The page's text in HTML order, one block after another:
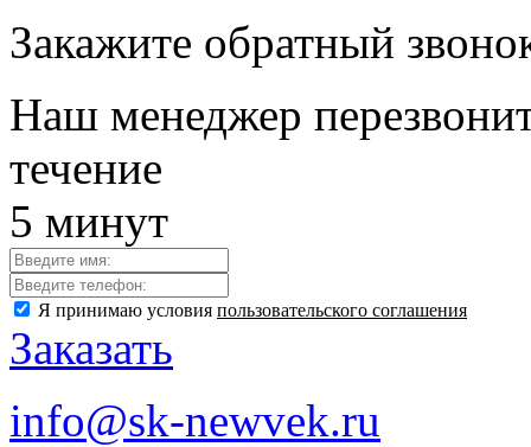
Закажите обратный
Наш менеджер
течение
5 минут
Я принимаю условия пользовательского соглашения
Заказать
info@sk-newvek.ru